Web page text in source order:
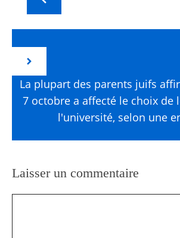
La plupart des parents juifs
7 octobre a affecté le choix de
l'université, selon une
Laisser un commentaire